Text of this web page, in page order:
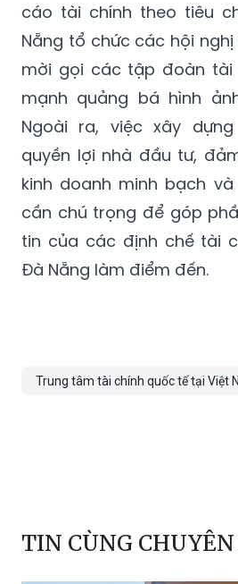
cáo tài chính theo tiêu
Nẵng tổ chức các hội
mời gọi các tập đoàn tài
mạnh quảng bá hình
Ngoài ra, việc xây
quyền lợi nhà đầu tư,
kinh doanh minh bạch
cần chú trọng để góp
tin của các định chế tài
Đà Nẵng làm điểm đến.
Trung tâm tài chính quốc tế tại Việt
TIN CÙNG